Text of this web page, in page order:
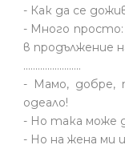
- Как да се
- Много
в продължение
........................
- Мамо, добре,
одеало!
- Но така може
- Но на жена ми